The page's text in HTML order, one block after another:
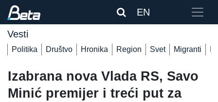
EN
Vesti
Politika Društvo Hronika Region Svet Migranti
Izabrana nova Vlada RS, Savo
Minić premijer i treći put za